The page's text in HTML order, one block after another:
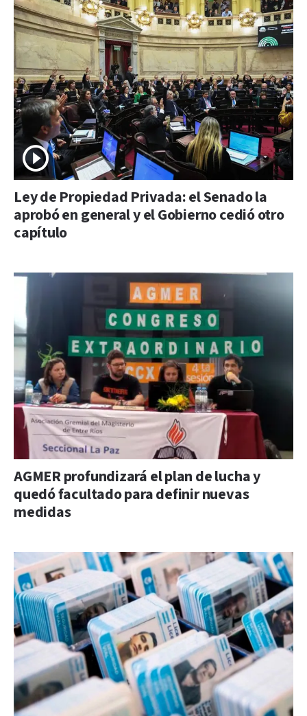
Ley de Propiedad Privada: el Senado la
aprobó en general y el Gobierno cedió otro
capítulo
AGMER profundizará el plan de lucha y
quedó facultado para definir nuevas
medidas